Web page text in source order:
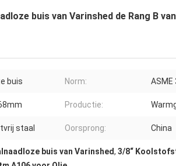
buis van Varinshed de Rang B
buis Norm: ASME
Productie:
staal Oorsprong: China
buis van Varinshed, 3/8“